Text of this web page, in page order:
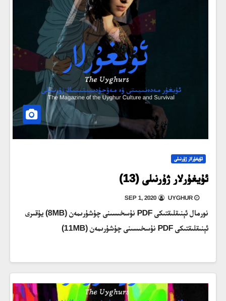
ئۇيغۇرلار ژۇرنىلى
ئۇيغۇرلار ژۇرنىلى (13)
SEP 1, 2020 UYGHUR
نورمال ئېنىقلىقتىكى PDF نۇسخىسىنى چۈشۈرىمەن (8MB) يۇقىرى
ئېنىقلىقتىكى PDF نۇسخىسىنى چۈشۈرىمەن (11MB)